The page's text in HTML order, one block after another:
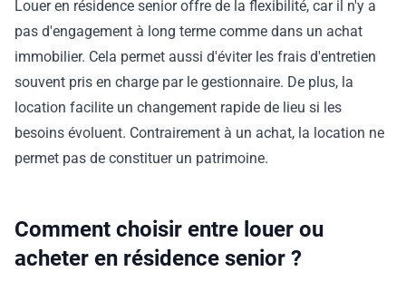
Louer en résidence senior offre de la flexibilité, car il n'y a
pas d'engagement à long terme comme dans un achat
immobilier. Cela permet aussi d'éviter les frais d'entretien
souvent pris en charge par le gestionnaire. De plus, la
location facilite un changement rapide de lieu si les
besoins évoluent. Contrairement à un achat, la location ne
permet pas de constituer un patrimoine.
Comment choisir entre louer ou
acheter en résidence senior ?